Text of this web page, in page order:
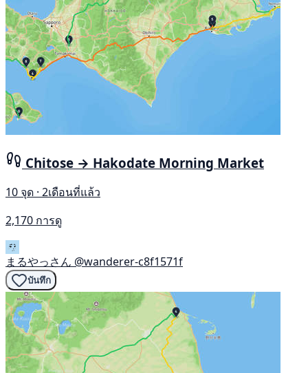
Chitose → Hakodate Morning Market
10 จุด · 2เดือนที่แล้ว
2,170 การดู
まるやっさん @wanderer-c8f1571f
บันทึก